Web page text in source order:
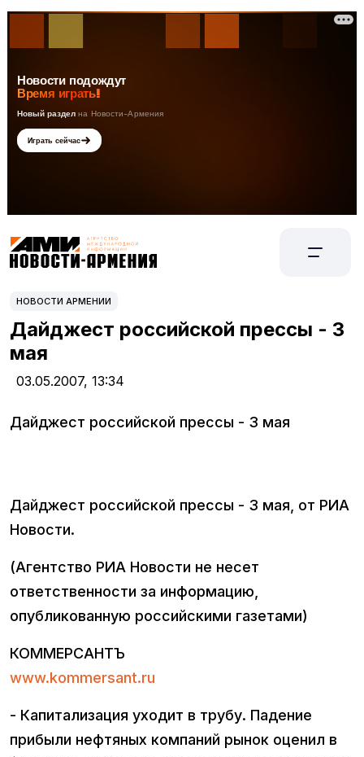
НОВОСТИ АРМЕНИИ
Дайджест российской прессы - 3
мая
03.05.2007, 13:34
Дайджест российской прессы - 3 мая
Дайджест российской прессы - 3 мая, от РИА
Новости.
(Агентство РИА Новости не несет
ответственности за информацию,
опубликованную российскими газетами)
КОММЕРСАНТЪ
www.kommersant.ru
- Капитализация уходит в трубу. Падение
прибыли нефтяных компаний рынок оценил в